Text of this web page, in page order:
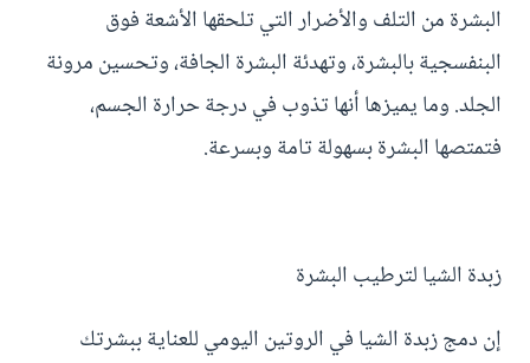
البشرة من التلف والأضرار التي تلحقها الأشعة فوق
البنفسجية بالبشرة، وتهدئة البشرة الجافة، وتحسين مرونة
الجلد. وما يميزها أنها تذوب في درجة حرارة الجسم،
فتمتصها البشرة بسهولة تامة وبسرعة.
زبدة الشيا لترطيب البشرة
إن دمج زبدة الشيا في الروتين اليومي للعناية ببشرتك